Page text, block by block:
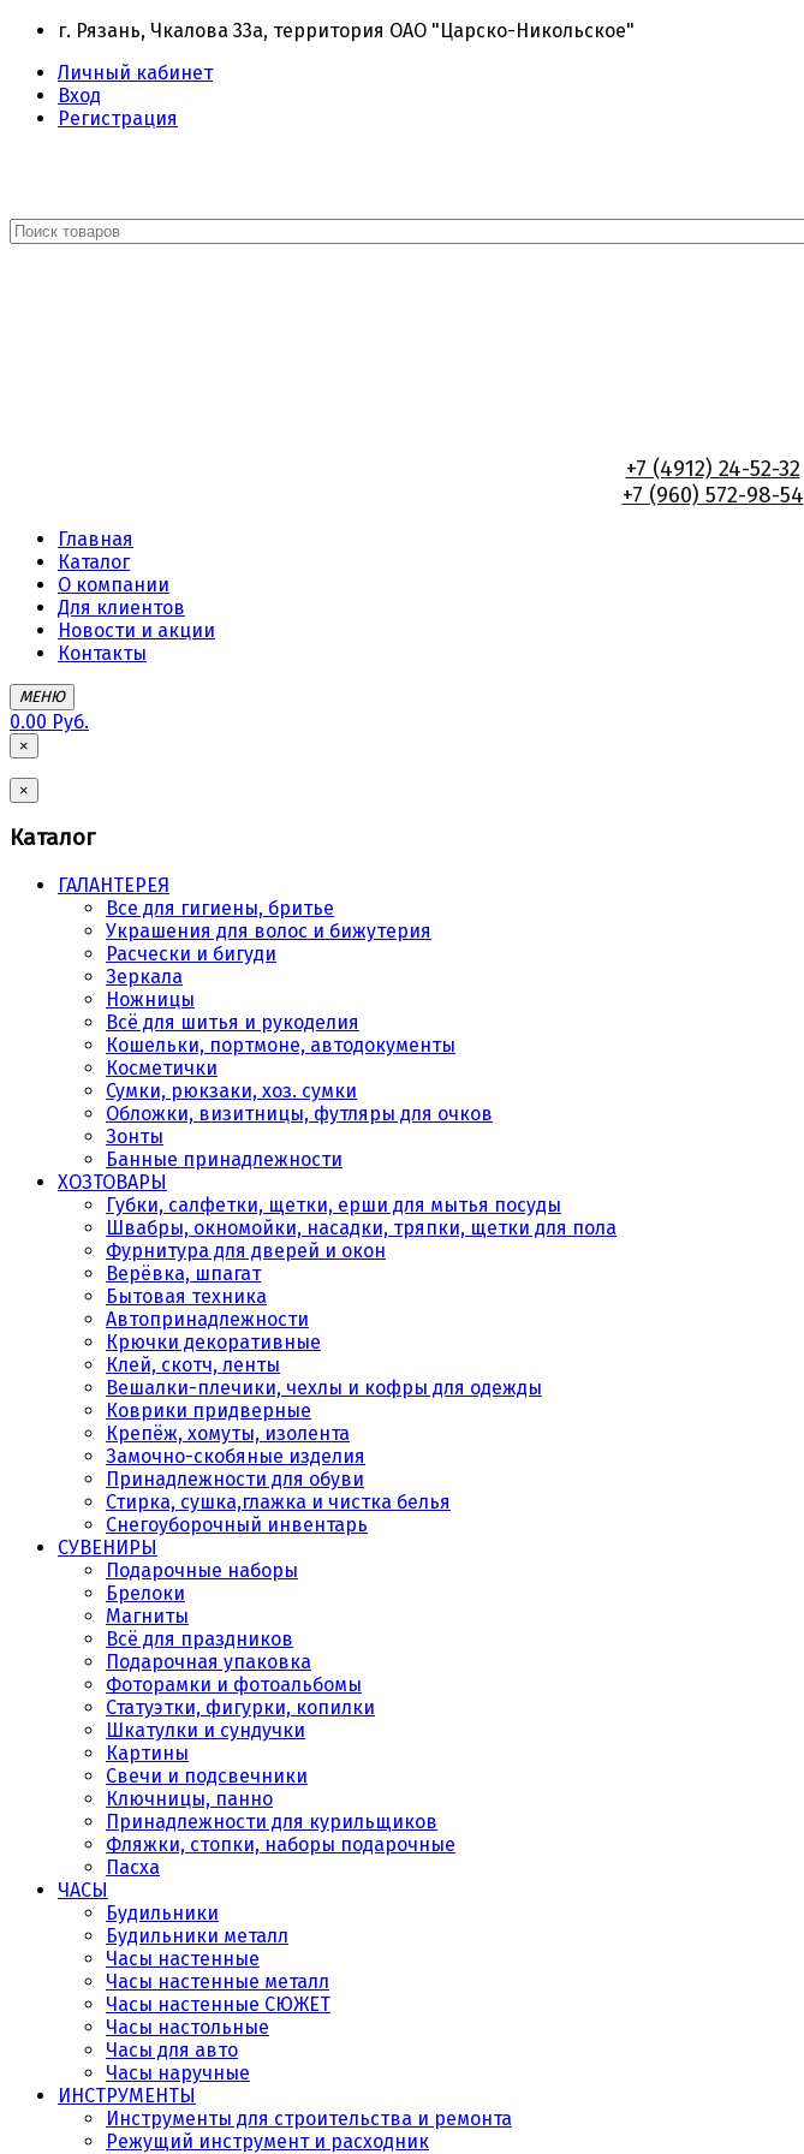
г. Рязань, Чкалова 33а, территория ОАО "Царско-Никольское"
Личный кабинет
Вход
Регистрация
+7 (4912) 24-52-32
+7 (960) 572-98-54
Главная
Каталог
О компании
Для клиентов
Новости и акции
Контакты
МЕНЮ
0.00 Руб.
×
×
Каталог
ГАЛАНТЕРЕЯ
Все для гигиены, бритье
Украшения для волос и бижутерия
Расчески и бигуди
Зеркала
Ножницы
Всё для шитья и рукоделия
Кошельки, портмоне, автодокументы
Косметички
Сумки, рюкзаки, хоз. сумки
Обложки, визитницы, футляры для очков
Зонты
Банные принадлежности
ХОЗТОВАРЫ
Губки, салфетки, щетки, ерши для мытья посуды
Швабры, окномойки, насадки, тряпки, щетки для пола
Фурнитура для дверей и окон
Верёвка, шпагат
Бытовая техника
Автопринадлежности
Крючки декоративные
Клей, скотч, ленты
Вешалки-плечики, чехлы и кофры для одежды
Коврики придверные
Крепёж, хомуты, изолента
Замочно-скобяные изделия
Принадлежности для обуви
Стирка, сушка,глажка и чистка белья
Снегоуборочный инвентарь
СУВЕНИРЫ
Подарочные наборы
Брелоки
Магниты
Всё для праздников
Подарочная упаковка
Фоторамки и фотоальбомы
Статуэтки, фигурки, копилки
Шкатулки и сундучки
Картины
Свечи и подсвечники
Ключницы, панно
Принадлежности для курильщиков
Фляжки, стопки, наборы подарочные
Пасха
ЧАСЫ
Будильники
Будильники металл
Часы настенные
Часы настенные металл
Часы настенные СЮЖЕТ
Часы настольные
Часы для авто
Часы наручные
ИНСТРУМЕНТЫ
Инструменты для строительства и ремонта
Режущий инструмент и расходник